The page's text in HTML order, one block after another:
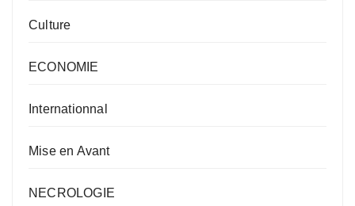
Culture
ECONOMIE
Internationnal
Mise en Avant
NECROLOGIE